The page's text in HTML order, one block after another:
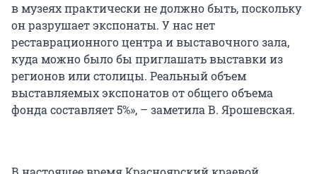
в музеях практически не должно быть, поскольку
он разрушает экспонаты. У нас нет
реставрационного центра и выставочного зала,
куда можно было бы приглашать выставки из
регионов или столицы. Реальный объем
выставляемых экспонатов от общего объема
фонда составляет 5%», – заметила В. Ярошевская.